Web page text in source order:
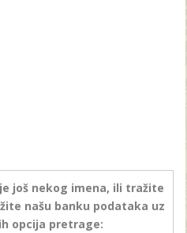
još nekog imena, ili tražite
našu banku podataka uz
opcija pretrage: